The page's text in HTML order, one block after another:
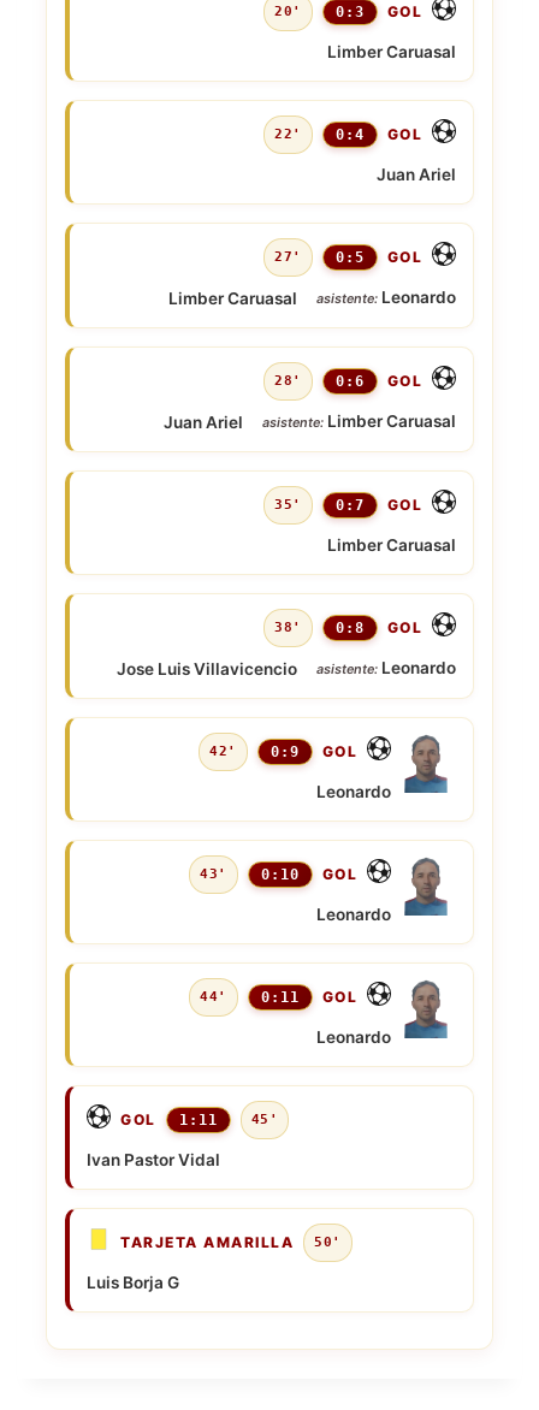
20' 0:3 GOL
Limber Caruasal
22' 0:4 GOL
Juan Ariel
27' 0:5 GOL
Limber Caruasal asistente: Leonardo
28' 0:6 GOL
Juan Ariel asistente: Limber Caruasal
35' 0:7 GOL
Limber Caruasal
38' 0:8 GOL
Jose Luis Villavicencio asistente: Leonardo
42' 0:9 GOL
Leonardo
43' 0:10 GOL
Leonardo
44' 0:11 GOL
Leonardo
GOL 1:11 45'
Ivan Pastor Vidal
TARJETA AMARILLA 50'
Luis Borja G